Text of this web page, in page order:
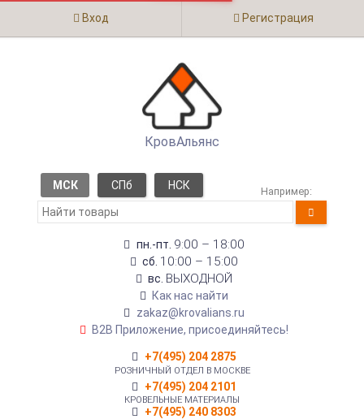
Вход Регистрация
КровАльянс
МСК СПб НСК Например:
пн.-пт. 9:00 – 18:00
сб. 10:00 – 15:00
вс. ВЫХОДНОЙ
Как нас найти
zakaz@krovalians.ru
B2B Приложение, присоединяйтесь!
+7(495) 204 2875
РОЗНИЧНЫЙ ОТДЕЛ В МОСКВЕ
+7(495) 204 2101
КРОВЕЛЬНЫЕ МАТЕРИАЛЫ
+7(495) 240 8303